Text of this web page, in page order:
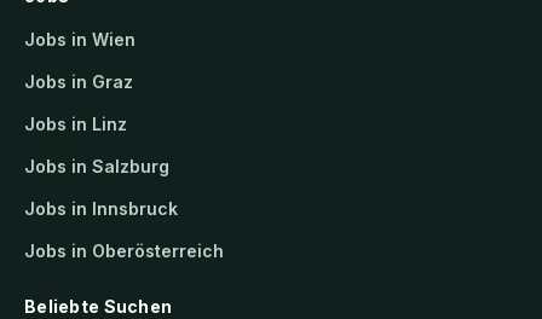
Jobs in Wien
Jobs in Graz
Jobs in Linz
Jobs in Salzburg
Jobs in Innsbruck
Jobs in Oberösterreich
Beliebte Suchen